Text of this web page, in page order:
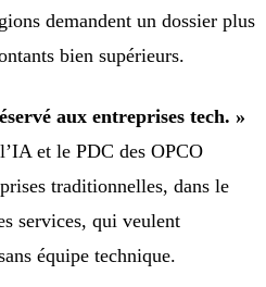
demandent un dossier plus
bien supérieurs.
aux entreprises tech. »
et le PDC des OPCO
traditionnelles, dans le
services, qui veulent
équipe technique.